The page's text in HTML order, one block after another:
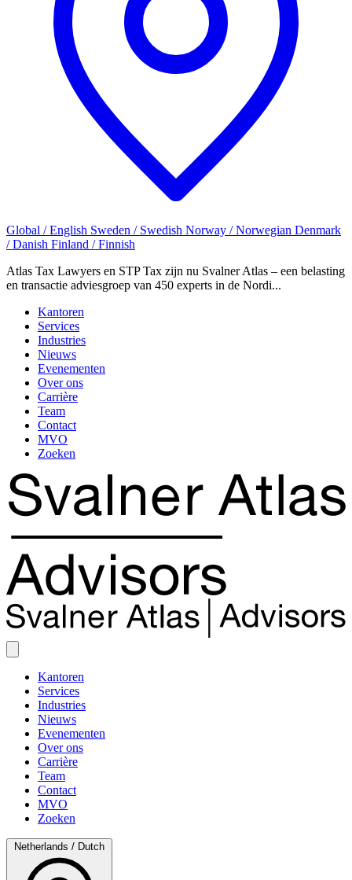
Global / English Sweden / Swedish Norway / Norwegian Denmark
/ Danish Finland / Finnish
Atlas Tax Lawyers en STP Tax zijn nu Svalner Atlas – een belasting
en transactie adviesgroep van 450 experts in de Nordi...
Kantoren
Services
Industries
Nieuws
Evenementen
Over ons
Carrière
Team
Contact
MVO
Zoeken
Kantoren
Services
Industries
Nieuws
Evenementen
Over ons
Carrière
Team
Contact
MVO
Zoeken
Netherlands / Dutch